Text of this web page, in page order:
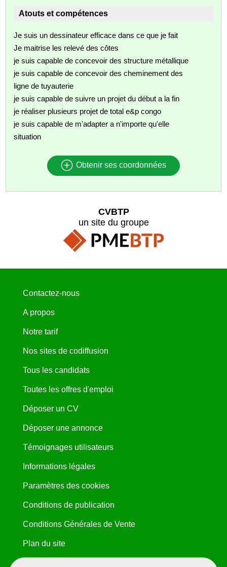
Atouts et compétences
Je suis un dessinateur efficace dans ce que je fait
Je maitrise les relevé des côtes
je suis capable de concevoir des structure métallique
je suis capable de concevoir des cheminement des
ligne de tuyauterie
je suis capable de suivre un projet du début a la fin
je réaliser plusieurs projet de total e&p congo
je suis capable de m'adapter a n'importe qu'elle
situation
Obtenir ses coordonnées
CVBTP
un site du groupe
Contactez-nous
A propos
Notre tarif
Nos sites de codiffusion
Tous les candidats
Toutes les offres d'emploi
Déposer un CV
Déposer une annonce
Témoignages utilisateurs
Informations légales
Paramètres des cookies
Conditions de publication
Conditions Générales de Vente
Plan du site